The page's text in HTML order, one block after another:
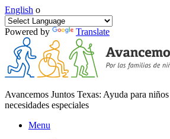
English o
Powered by Translate
Avancemos Juntos Texas: Ayuda para
necesidades especiales
Menu